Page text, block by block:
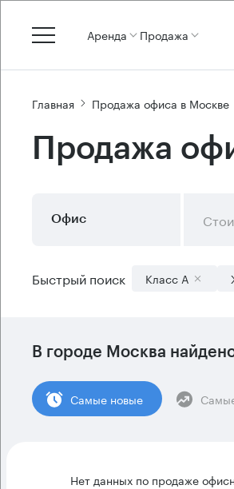
Аренда Продажа
Главная Продажа офиса в Москве
Продажа
Офис
Быстрый поиск Класс А
В городе Москва
Cамые новые
Нет данных по продаже